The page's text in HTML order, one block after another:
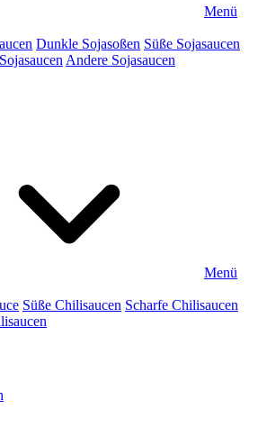
Menü
Dunkle Sojasoßen Süße Sojasaucen
Andere Sojasaucen
Menü
Süße Chilisaucen Scharfe Chilisaucen